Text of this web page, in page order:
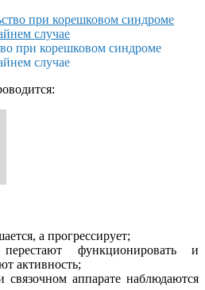
при корешковом синдроме
случае
а прогрессирует;
функционировать и
активность;
связочном аппарате наблюдаются